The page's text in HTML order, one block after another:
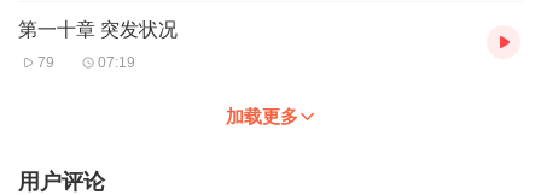
第一十章 突发状况
79 07:19
加载更多
用户评论